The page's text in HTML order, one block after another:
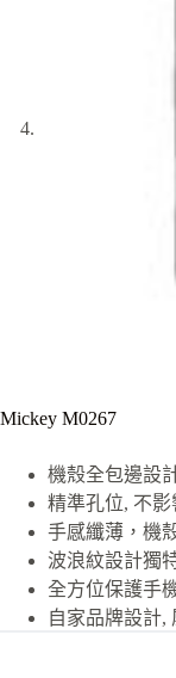
Mickey M0267
機殼全包邊設
精準孔位, 不
手感纖薄，機
波浪紋設計獨
全方位保護手
自家品牌設計,